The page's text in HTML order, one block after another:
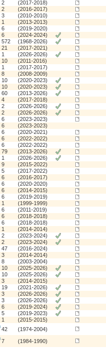
2
(2017-2018)
2
(2016-2017)
3
(2010-2010)
1
(2013-2013)
6
(2019-2020)
6
(2024-2024)
572
(1968-2026)
21
(2017-2021)
1
(2026-2026)
10
(2011-2016)
1
(2017-2017)
8
(2008-2009)
10
(2020-2023)
10
(2020-2023)
60
(2013-2026)
4
(2017-2018)
2
(2026-2026)
2
(2026-2026)
6
(2023-2023)
6
(2023-2023)
6
(2020-2021)
6
(2022-2022)
6
(2022-2022)
79
(2013-2026)
1
(2026-2026)
9
(2015-2022)
5
(2017-2022)
6
(2016-2017)
6
(2020-2020)
6
(2014-2015)
6
(2019-2019)
1
(1999-1999)
6
(2011-2019)
6
(2018-2018)
6
(2018-2018)
1
(2014-2014)
2
(2023-2024)
2
(2023-2024)
47
(2016-2024)
3
(2014-2014)
8
(2003-2004)
10
(2025-2026)
10
(2025-2026)
3
(2014-2015)
19
(2021-2026)
3
(2026-2026)
3
(2026-2026)
6
(2019-2024)
5
(2019-2023)
1
(2015-2015)
42
(1974-2004)
7 (1984-1990)